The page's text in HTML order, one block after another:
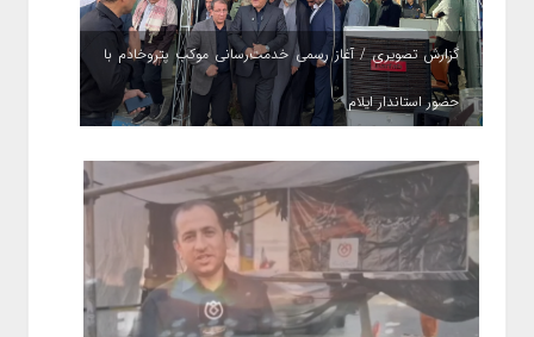
گزارش تصویری / آغاز رسمی خدمت‌رسانی موکب پتروخادم با
حضور استاندار ایلام